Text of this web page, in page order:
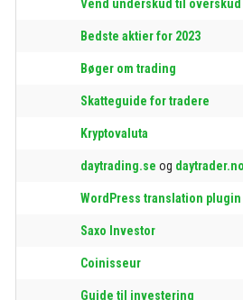
Vend underskud til overskud
Bedste aktier for 2023
Bøger om trading
Skatteguide for tradere
Kryptovaluta
daytrading.se og daytrader.no
WordPress translation plugin
Saxo Investor
Coinisseur
Guide til investering